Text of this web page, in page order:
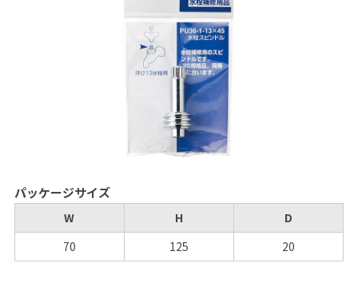
パッケージサイズ
W H
D
70
125 20